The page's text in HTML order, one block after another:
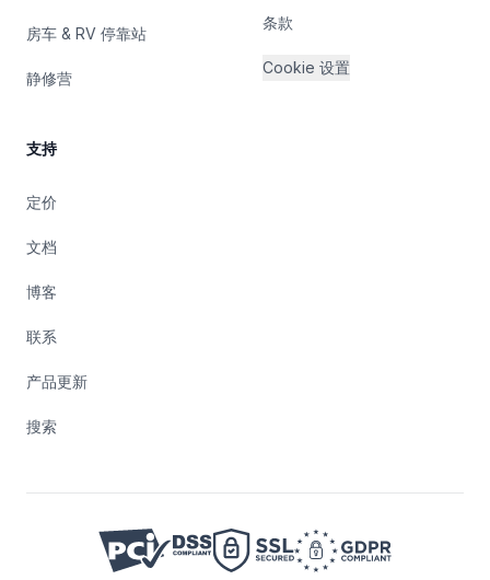
房车 & RV 停靠站
静修营
支持
定价
文档
博客
联系
产品更新
搜索
条款
Cookie 设置